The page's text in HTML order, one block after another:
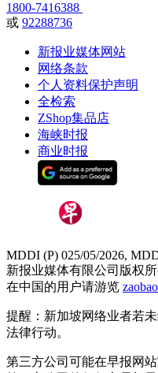
1800-7416388
或 92288736
新报业媒体网站
网络条款
个人资料保护声明
全检索
ZShop集品店
海峡时报
商业时报
MDDI (P) 025/05/2026,
新报业媒体有限公司版权所
在中国的用户请游览
提醒：新加坡网络业者若
法律行动。
第三方公司可能在早报网